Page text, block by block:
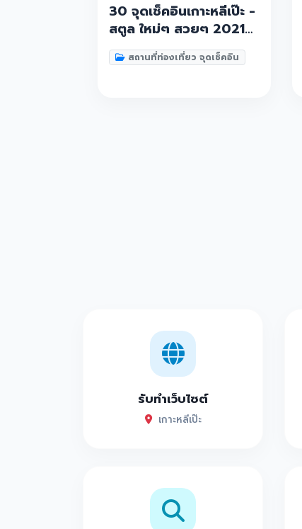
30 จุดเช็คอินเกาะหลีเป๊ะ -
สตูล ใหม่ๆ สวยๆ 2021
ธรรมชาติ ทะเล ภูเขา บอก
เลยว่าต้องห้ามพลาด
สถานที่ท่องเที่ยว จุดเช็คอิน
รับทำเว็บไซต์
เกาะหลีเป๊ะ